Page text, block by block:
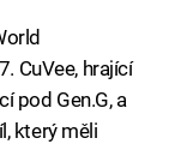
CuVee, hrající
pod Gen.G, a
který měli